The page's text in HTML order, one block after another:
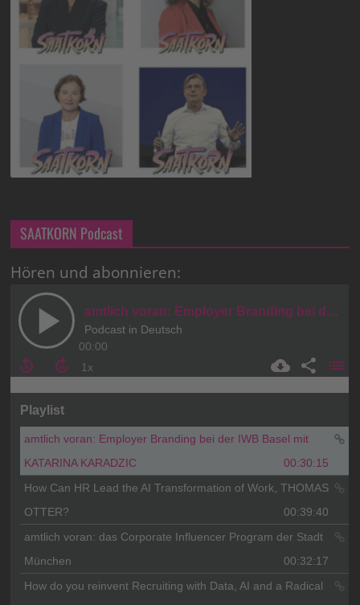
SAATKORN Podcast
Hören und abonnieren: